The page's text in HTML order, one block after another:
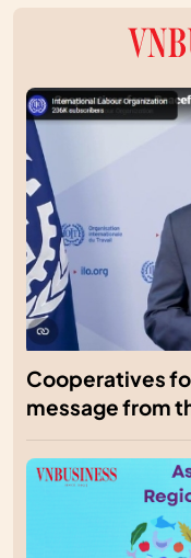
Cooperatives
message from